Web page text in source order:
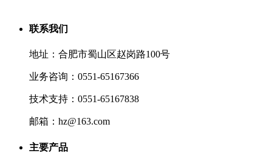
联系我们
地址：合肥市蜀山区赵岗路100号
业务咨询：0551-65167366
技术支持：0551-65167838
邮箱：hz@163.com
主要产品